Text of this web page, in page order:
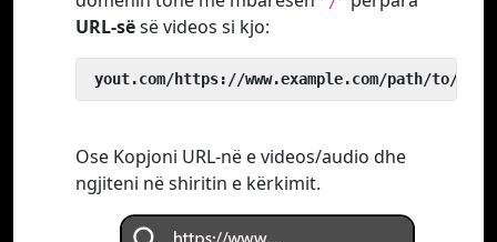
URL-sësë videos si kjo:
yout.com/https://www.example.com/path/to/
Ose Kopjoni URL-në e videos/audio dhe
ngjiteni në shiritin e kërkimit.